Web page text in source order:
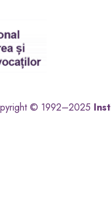
© 1992–2025